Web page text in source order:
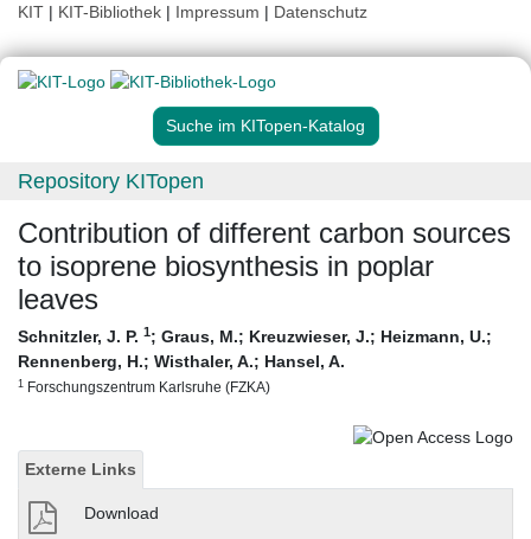
KIT | KIT-Bibliothek | Impressum | Datenschutz
Suche im KITopen-Katalog
Repository KITopen
Contribution of different carbon sources
to isoprene biosynthesis in poplar
leaves
Schnitzler, J. P. 1; Graus, M.; Kreuzwieser, J.; Heizmann, U.;
Rennenberg, H.; Wisthaler, A.; Hansel, A.
1 Forschungszentrum Karlsruhe (FZKA)
Externe Links
Download